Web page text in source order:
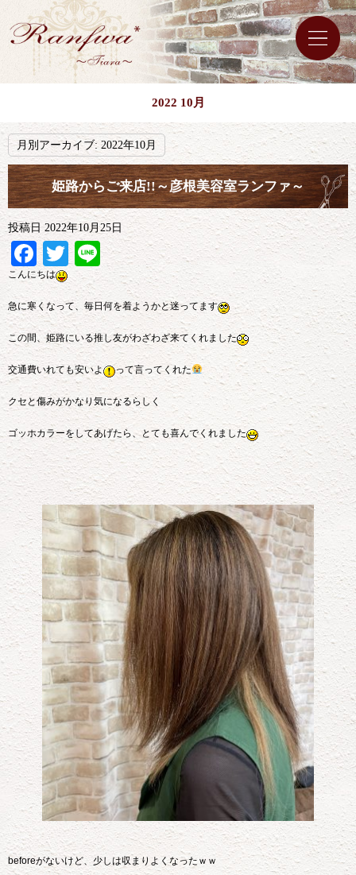
2022 10月
月別アーカイブ: 2022年10月
姫路からご来店!!～彦根美容室ランファ～
投稿日 2022年10月25日
Facebook
Twitter
Line
こんにちは
急に寒くなって、毎日何を着ようかと迷ってます
この間、姫路にいる推し友がわざわざ来てくれました
交通費いれても安いよ って言ってくれた
クセと傷みがかなり気になるらしく
ゴッホカラーをしてあげたら、とても喜んでくれました
beforeがないけど、少しは収まりよくなったｗｗ